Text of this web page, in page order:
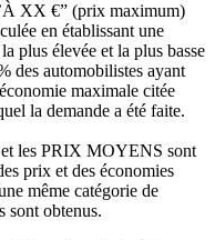
XX €” (prix maximum)
en établissant une
plus élevée et la plus basse
des automobilistes ayant
maximale citée
la demande a été faite.
les PRIX MOYENS sont
prix et des économies
même catégorie de
sont obtenus.